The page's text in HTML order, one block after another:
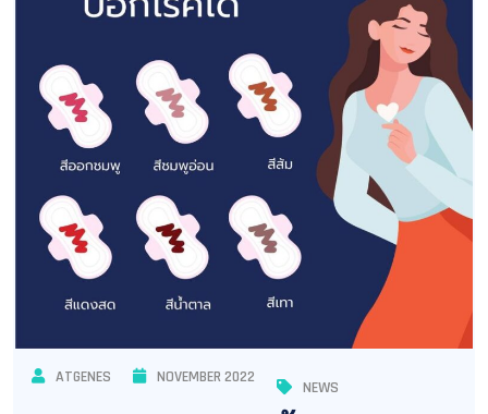
ATGENES NOVEMBER 2022
NEWS